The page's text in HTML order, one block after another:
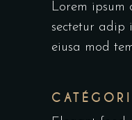
Lorem ipsum
sectetur adip
eiusa mod